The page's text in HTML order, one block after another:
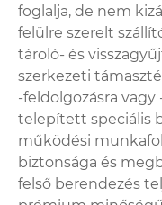
foglalja, de nem
felülre szerelt
tároló- és
szerkezeti
-feldolgozásra vagy
telepített speciális
működési
biztonsága és
felső berendezés